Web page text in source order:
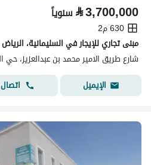
⃁3,700,000 سنوياً
630 م2
مبنى تجاري للإيجار في السليمانية، الرياض
الإيميل
اتصال